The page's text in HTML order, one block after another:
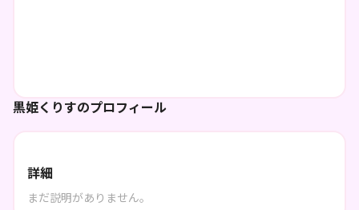
黒姫くりすのプロフィール
詳細
まだ説明がありません。